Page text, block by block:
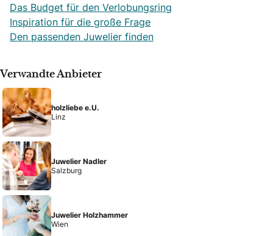
Das Budget für den Verlobungsring
Inspiration für die große Frage
Den passenden Juwelier finden
Verwandte Anbieter
holzliebe e.U.
Linz
Juwelier Nadler
Salzburg
Juwelier Holzhammer
Wien